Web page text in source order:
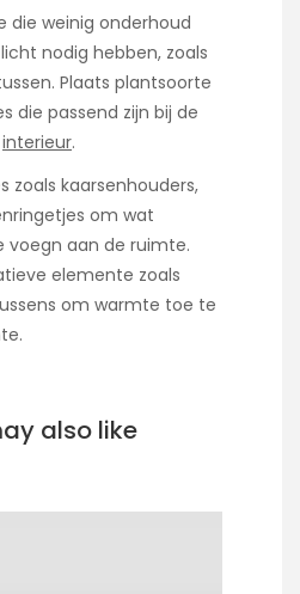
die weinig onderhoud
nodig hebben, zoals
Plaats plantsoorte
die passend zijn bij de
interieur.
zoals kaarsenhouders,
om wat
voegn aan de ruimte.
elemente zoals
om warmte toe te
also like